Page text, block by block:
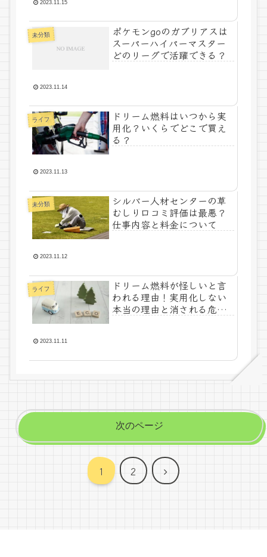
2023.11.15
未分類
ポケモンgoのガブリアスは
スーパーハイパーマスター
どのリーグで活躍できる？
2023.11.14
ライフ
ドリーム燃料はいつから実
用化？いくらでどこで買え
る？
2023.11.13
未分類
シルバー人材センターの草
むしり口コミ評価は最悪？
仕事内容と料金について
2023.11.12
ライフ
ドリーム燃料が怪しいと言
われる理由！実用化しない
本当の理由と消される危険
2023.11.11
次のページ
1 2
次